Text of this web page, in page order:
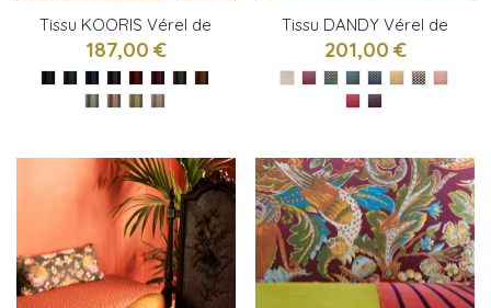
Tissu KOORIS Vérel de
Belval
187,00 €
Tissu DANDY Vérel de
Belval
201,00 €